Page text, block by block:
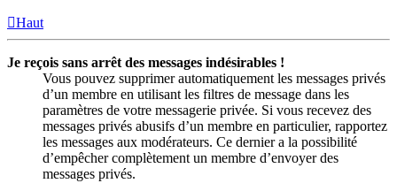
Haut
Je reçois sans arrêt des messages indésirables !
Vous pouvez supprimer automatiquement les messages privés
d’un membre en utilisant les filtres de message dans les
paramètres de votre messagerie privée. Si vous recevez des
messages privés abusifs d’un membre en particulier, rapportez
les messages aux modérateurs. Ce dernier a la possibilité
d’empêcher complètement un membre d’envoyer des
messages privés.